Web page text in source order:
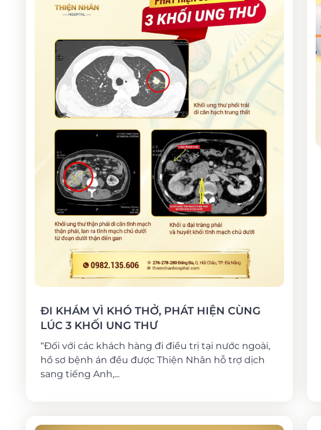
ĐI KHÁM VÌ KHÓ THỞ, PHÁT HIỆN CÙNG
LÚC 3 KHỐI UNG THƯ
“Đối với các khách hàng đi điều trị tại nước ngoài,
hồ sơ bệnh án đều được Thiện Nhân hỗ trợ dịch
sang tiếng Anh,...